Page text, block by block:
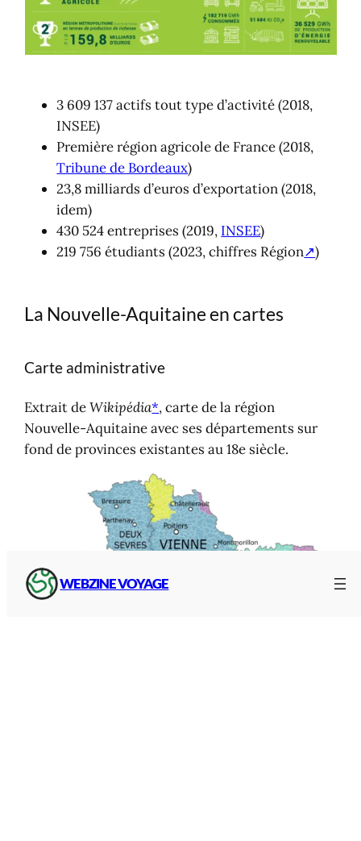
WEBZINE VOYAGE
3 609 137 actifs tout type d’activité (2018,
INSEE)
Première région agricole de France (2018,
Tribune de Bordeaux)
23,8 milliards d’euros d’exportation (2018,
idem)
430 524 entreprises (2019, INSEE)
219 756 étudiants (2023, chiffres Région↗)
La Nouvelle-Aquitaine en cartes
Carte administrative
Extrait deWikipédia*, carte de la région
Nouvelle-Aquitaine avec ses départements sur
fond de provinces existantes au 18e siècle.